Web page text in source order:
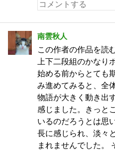
南雲秋人
この作者の作品を読
上下二段組のかなり
始める前からとても
み進めてみると、全
物語が大きく動き出
感じました。きっと
いるのだろうとは思
長に感じられ、淡々
まれませんでした。